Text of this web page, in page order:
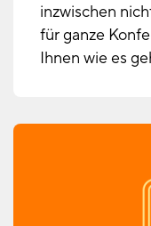
inzwischen
für ganze
Ihnen wie es